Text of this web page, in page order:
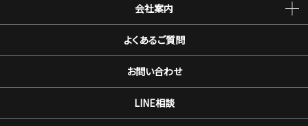
会社案内
よくあるご質問
お問い合わせ
LINE相談